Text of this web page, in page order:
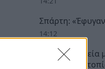
Σπάρτη:
14:12
Σπάρτη: Φυτεία
κάνναβης